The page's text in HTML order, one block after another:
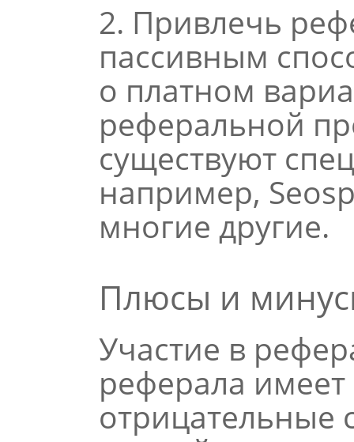
2. Привлечь
пассивным
о платном
реферальной
существуют
например,
многие другие.
Плюсы и
Участие в
реферала